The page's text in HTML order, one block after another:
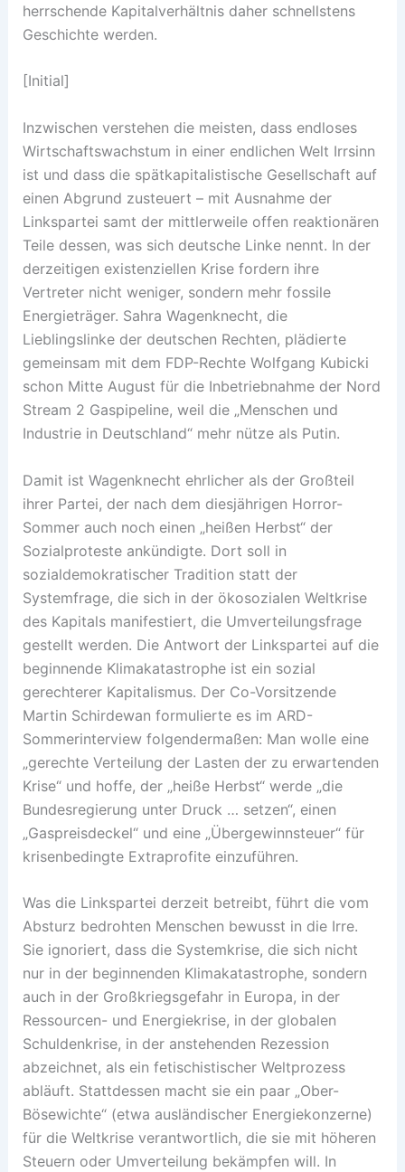
herrschende Kapitalverhältnis daher schnellstens
Geschichte werden.
[Initial]
Inzwischen verstehen die meisten, dass endloses
Wirtschaftswachstum in einer endlichen Welt Irrsinn
ist und dass die spätkapitalistische Gesellschaft auf
einen Abgrund zusteuert – mit Ausnahme der
Linkspartei samt der mittlerweile offen reaktionären
Teile dessen, was sich deutsche Linke nennt. In der
derzeitigen existenziellen Krise fordern ihre
Vertreter nicht weniger, sondern mehr fossile
Energieträger. Sahra Wagenknecht, die
Lieblingslinke der deutschen Rechten, plädierte
gemeinsam mit dem FDP-Rechte Wolfgang Kubicki
schon Mitte August für die Inbetriebnahme der Nord
Stream 2 Gaspipeline, weil die „Menschen und
Industrie in Deutschland“ mehr nütze als Putin.
Damit ist Wagenknecht ehrlicher als der Großteil
ihrer Partei, der nach dem diesjährigen Horror-
Sommer auch noch einen „heißen Herbst“ der
Sozialproteste ankündigte. Dort soll in
sozialdemokratischer Tradition statt der
Systemfrage, die sich in der ökosozialen Weltkrise
des Kapitals manifestiert, die Umverteilungsfrage
gestellt werden. Die Antwort der Linkspartei auf die
beginnende Klimakatastrophe ist ein sozial
gerechterer Kapitalismus. Der Co-Vorsitzende
Martin Schirdewan formulierte es im ARD-
Sommerinterview folgendermaßen: Man wolle eine
„gerechte Verteilung der Lasten der zu erwartenden
Krise“ und hoffe, der „heiße Herbst“ werde „die
Bundesregierung unter Druck … setzen“, einen
„Gaspreisdeckel“ und eine „Übergewinnsteuer“ für
krisenbedingte Extraprofite einzuführen.
Was die Linkspartei derzeit betreibt, führt die vom
Absturz bedrohten Menschen bewusst in die Irre.
Sie ignoriert, dass die Systemkrise, die sich nicht
nur in der beginnenden Klimakatastrophe, sondern
auch in der Großkriegsgefahr in Europa, in der
Ressourcen- und Energiekrise, in der globalen
Schuldenkrise, in der anstehenden Rezession
abzeichnet, als ein fetischistischer Weltprozess
abläuft. Stattdessen macht sie ein paar „Ober-
Bösewichte“ (etwa ausländischer Energiekonzerne)
für die Weltkrise verantwortlich, die sie mit höheren
Steuern oder Umverteilung bekämpfen will. In